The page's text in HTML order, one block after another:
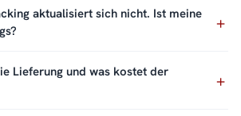
aktualisiert sich nicht. Ist meine
Lieferung und was kostet der